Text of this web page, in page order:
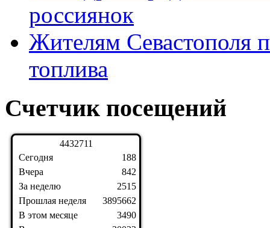
россиянок
Жителям Севастополя
топлива
Счетчик посещений
4432711
Сегодня
Вчера
За неделю
Прошлая неделя
В этом месяце
188
842
2515
3895662
3490